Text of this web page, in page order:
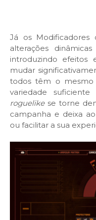
Já os Modificadores
alterações
introduzindo efeitos
mudar
todos têm o mesmo
variedade
roguelike se torne
campanha e deixa
ou facilitar a sua